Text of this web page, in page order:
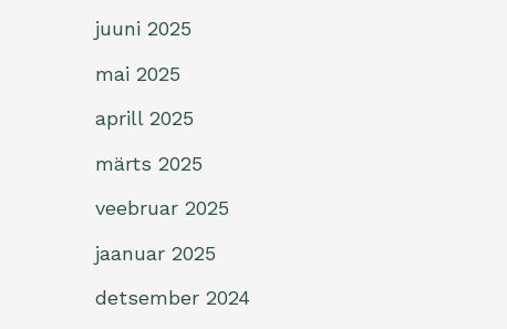
juuni 2025
mai 2025
aprill 2025
märts 2025
veebruar 2025
jaanuar 2025
detsember 2024